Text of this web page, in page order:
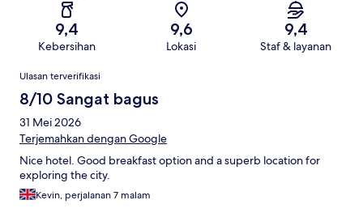
9,4
Kebersihan
9,6
Lokasi
9,4
Staf & layanan
Ulasan
Ulasan terverifikasi
8/10 Sangat bagus
31 Mei 2026
Terjemahkan dengan Google
Nice hotel. Good breakfast option and a superb location for
exploring the city.
Kevin, perjalanan 7 malam